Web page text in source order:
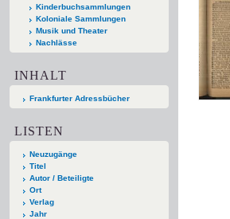
Kinderbuchsammlungen
Koloniale Sammlungen
Musik und Theater
Nachlässe
INHALT
Frankfurter Adressbücher
LISTEN
Neuzugänge
Titel
Autor / Beteiligte
Ort
Verlag
Jahr